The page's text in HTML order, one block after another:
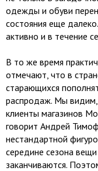
одежды и обуви
состояния еще
активно и в течение
В то же время
отмечают, что в
старающихся
распродаж. Мы видим,
клиенты магазинов
говорит Андрей
нестандартной
середине сезона
заканчиваются.